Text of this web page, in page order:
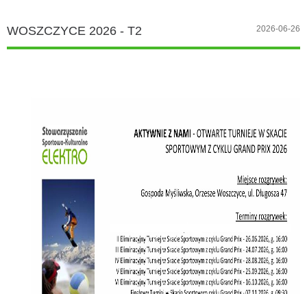
WOSZCZYCE 2026 - T2 2026-06-26